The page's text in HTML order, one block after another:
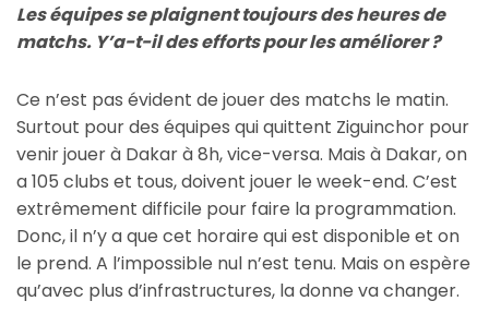
Les équipes se plaignent toujours des heures de
matchs. Y’a-t-il des efforts pour les améliorer ?
Ce n’est pas évident de jouer des matchs le matin.
Surtout pour des équipes qui quittent Ziguinchor pour
venir jouer à Dakar à 8h, vice-versa. Mais à Dakar, on
a 105 clubs et tous, doivent jouer le week-end. C’est
extrêmement difficile pour faire la programmation.
Donc, il n’y a que cet horaire qui est disponible et on
le prend. A l’impossible nul n’est tenu. Mais on espère
qu’avec plus d’infrastructures, la donne va changer.